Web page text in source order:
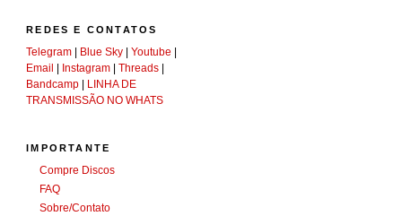
REDES E CONTATOS
Telegram | Blue Sky |Youtube |
Email | Instagram |Threads |
Bandcamp | LINHA DE
TRANSMISSÃO NO WHATS
IMPORTANTE
Compre Discos
FAQ
Sobre/Contato